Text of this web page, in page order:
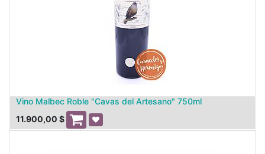
Vino Malbec Roble "Cavas del Artesano" 750ml
11.900,00 $